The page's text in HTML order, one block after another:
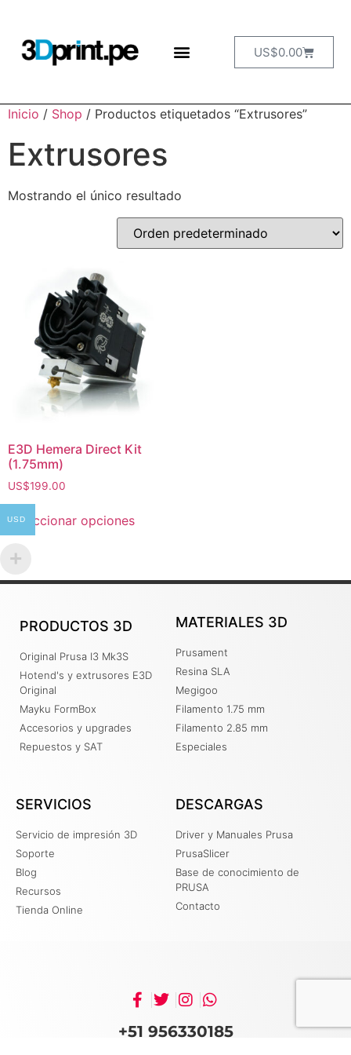
US$0.00
Inicio / Shop / Productos etiquetados “Extrusores”
Extrusores
Mostrando el único resultado
E3D Hemera Direct Kit
(1.75mm)
US$199.00
Seleccionar opciones
PRODUCTOS 3D
Original Prusa I3 Mk3S
Hotend's y extrusores E3D
Original
Mayku FormBox
Accesorios y upgrades
Repuestos y SAT
MATERIALES 3D
Prusament
Resina SLA
Megigoo
Filamento 1.75 mm
Filamento 2.85 mm
Especiales
SERVICIOS
Servicio de impresión 3D
Soporte
Blog
Recursos
Tienda Online
DESCARGAS
Driver y Manuales Prusa
PrusaSlicer
Base de conocimiento de
PRUSA
Contacto
+51 956330185
USD